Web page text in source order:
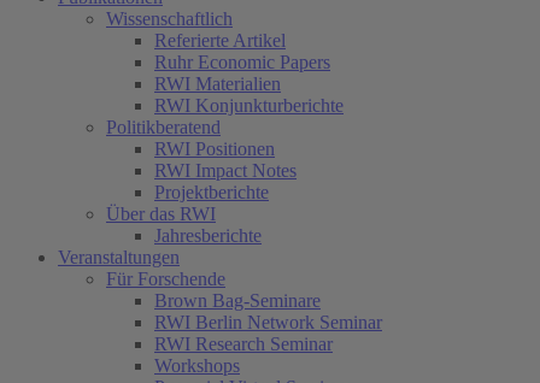
Wissenschaftlich
Referierte Artikel
Ruhr Economic Papers
RWI Materialien
RWI Konjunkturberichte
Politikberatend
RWI Positionen
RWI Impact Notes
Projektberichte
Über das RWI
Jahresberichte
Veranstaltungen
Für Forschende
Brown Bag-Seminare
RWI Berlin Network Seminar
RWI Research Seminar
Workshops